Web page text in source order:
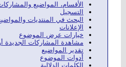
الأقسام، المواضيع
التسجيل
البحث في المنتديات
الإعلانات
خيارات عرض الموضوع
مشاهدة المشاركات الجديدة
تقدير المواضيع
أدوات الموضوع
الكلمات الدلالية